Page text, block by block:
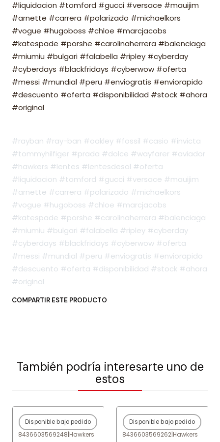
#liquidacion #tomford #gucci #versace #mauijim
#arnette #carrera #polarizado #michaelkors
#vogue #hugoboss #chloe #marcjacobs
#katespade #porshe #carolinaherrera #balenciaga
#miumiu #bulgari #falabella #ripley #cyberday
#cyberdays #blackfridays #cyberwow #oferta
#messi #mundial #peru #enviogratis #enviorapido
#descuento #oferta #disponibilidad #stock #ahora
#original
#rayban #ray-ban #oakley #fossil #casio #invicta
#tommyhilfiger #prada #dolce #wayfarer #aviador
#hawkers #lentes #lentesdesol #oferta
#liquidacion #tomford #gucci #versace #mauijim
#arnette #carrera #polarizado #michaelkors
#vogue #hugoboss #chloe #marcjacobs
#katespade #porshe #carolinaherrera #balenciaga
#miumiu #bulgari #falabella #ripley #cyberday
#cyberdays #blackfridays #cyberwow #oferta
#messi #mundial #peru #enviogratis #enviorapido
#descuento #oferta #disponibilidad #stock #ahora
#original
COMPARTIR ESTE PRODUCTO
También podría interesarte uno de
estos
-80%OFF
Agotado
Disponible bajo pedido
8436603569248|Hawkers
-80%OFF
Agotado
Disponible bajo pedido
8436603569262|Hawkers